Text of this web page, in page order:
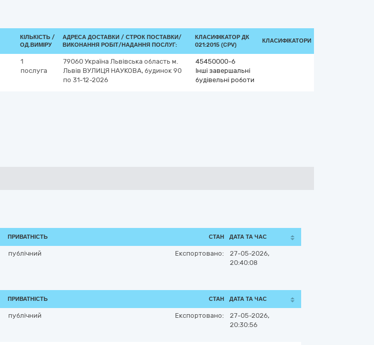
КІЛЬКІСТЬ /
ОД.ВИМІРУ
АДРЕСА ДОСТАВКИ / СТРОК ПОСТАВКИ/
ВИКОНАННЯ РОБІТ/НАДАННЯ ПОСЛУГ:
КЛАСИФІКАТОР ДК
021:2015 (CPV)
КЛАСИФІКАТОРИ
1
послуга
79060 Україна Львівська область м.
Львів ВУЛИЦЯ НАУКОВА, будинок 90
по 31-12-2026
45450000-6
Інші завершальні
будівельні роботи
ПРИВАТНІСТЬ СТАН ДАТА ТА ЧАС
публічний Експортовано:
27-05-2026,
20:40:08
ПРИВАТНІСТЬ СТАН ДАТА ТА ЧАС
публічний Експортовано:
27-05-2026,
20:30:56